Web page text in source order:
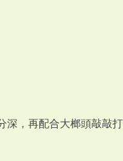
深，再配合大榔頭敲敲